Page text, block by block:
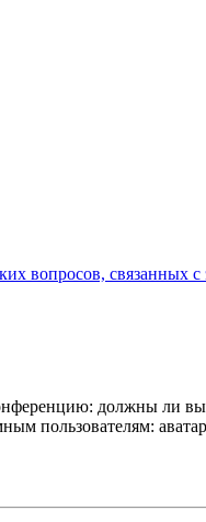
вопросов, связанных
должны ли
пользователям: